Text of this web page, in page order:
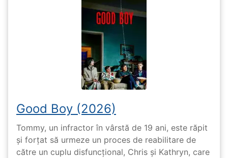
Good Boy (2026)
Tommy, un infractor în vârstă de 19 ani, este răpit
și forțat să urmeze un proces de reabilitare de
către un cuplu disfuncțional, Chris și Kathryn, care